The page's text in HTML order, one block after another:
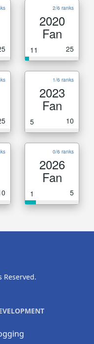
2/6 ranks
2020
Fan
11 25
1/6 ranks
2023
Fan
5 10
0/6 ranks
2026
Fan
1 5
Reserved.